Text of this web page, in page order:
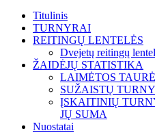
Titulinis
TURNYRAI
REITINGŲ LENTELĖS
Dvejetų reitingų
ŽAIDĖJŲ STATISTIKA
LAIMĖTOS
SUŽAISTŲ
ĮSKAITINIŲ
JŲ SUMA
Nuostatai